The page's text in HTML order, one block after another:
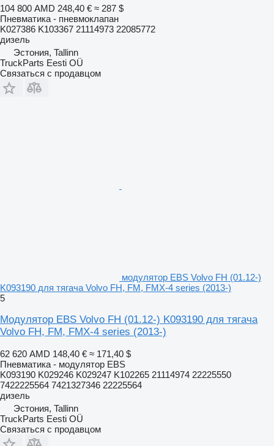
104 800 AMD 248,40 € ≈ 287 $
Пневматика - пневмоклапан
K027386 K103367 21114973 22085772
дизель
Эстония, Tallinn
TruckParts Eesti OÜ
Связаться с продавцом
модулятор EBS Volvo FH (01.12-)
K093190 для тягача Volvo FH, FM, FMX-4 series (2013-)
5
Модулятор EBS Volvo FH (01.12-) K093190 для тягача
Volvo FH, FM, FMX-4 series (2013-)
62 620 AMD 148,40 € ≈ 171,40 $
Пневматика - модулятор EBS
K093190 K029246 K029247 K102265 21114974 22225550
7422225564 7421327346 22225564
дизель
Эстония, Tallinn
TruckParts Eesti OÜ
Связаться с продавцом